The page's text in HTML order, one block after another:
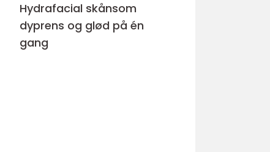
Hydrafacial skånsom
dyprens og glød på én
gang